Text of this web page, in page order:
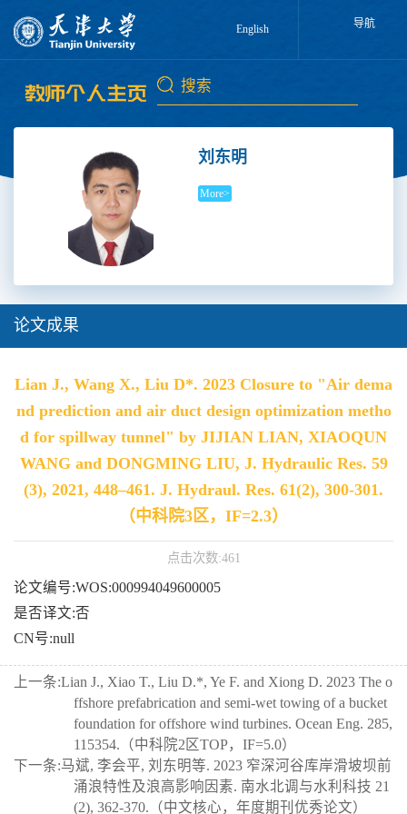
English 导航
刘东明
More>
论文成果
Lian J., Wang X., Liu D*. 2023 Closure to "Air dema
nd prediction and air duct design optimization metho
d for spillway tunnel" by JIJIAN LIAN, XIAOQUN
WANG and DONGMING LIU, J. Hydraulic Res. 59
(3), 2021, 448–461. J. Hydraul. Res. 61(2), 300-301.
（中科院3区，IF=2.3）
点击次数:461
论文编号:WOS:000994049600005
是否译文:否
CN号:null
上一条:Lian J., Xiao T., Liu D.*, Ye F. and Xiong D. 2023 The o
ffshore prefabrication and semi-wet towing of a bucket
foundation for offshore wind turbines. Ocean Eng. 285,
115354.（中科院2区TOP，IF=5.0）
下一条:马斌, 李会平, 刘东明等. 2023 窄深河谷库岸滑坡坝前
涌浪特性及浪高影响因素. 南水北调与水利科技 21
(2), 362-370.（中文核心，年度期刊优秀论文）